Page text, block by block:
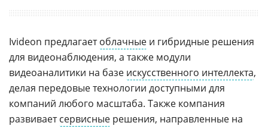
Ivideon предлагаетоблачные и гибридные решения
для видеонаблюдения, а также модули
видеоаналитики на базе искусственного интеллекта,
делая передовые технологии доступными для
компаний любого масштаба. Также компания
развиваетсервисные решения, направленные на